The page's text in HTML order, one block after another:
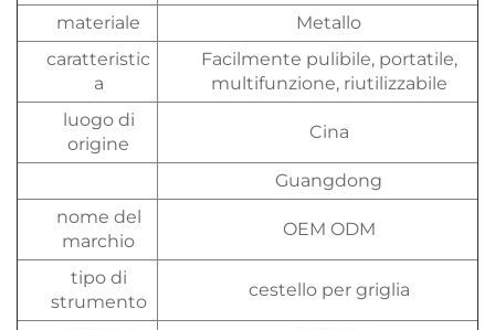
materiale
Metallo
caratteristic
a
Facilmente pulibile, portatile,
multifunzione, riutilizzabile
luogo di
origine
Cina
Guangdong
nome del
marchio
OEM ODM
tipo di
strumento
cestello per griglia